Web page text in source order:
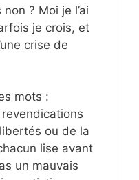
? Moi je l’ai
je crois, et
crise de
mots :
ou de la
lise avant
un mauvais